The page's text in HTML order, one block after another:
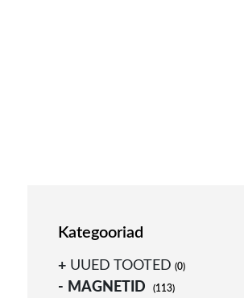
Kategooriad
UUED TOOTED (0)
MAGNETID (113)